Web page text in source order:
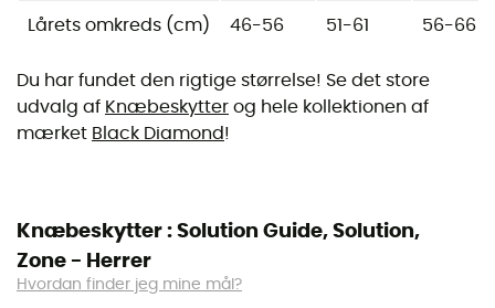
Lårets omkreds (cm) 46-56 51-61 56-66
Du har fundet den rigtige størrelse! Se det store
udvalg af Knæbeskytter og hele kollektionen af
mærket Black Diamond!
Knæbeskytter : Solution Guide, Solution,
Zone - Herrer
Hvordan finder jeg mine mål?